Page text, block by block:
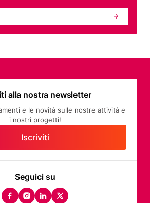
Seguici su
facebook
instagram
linkedin
twitter
alla nostra newsletter
e le novità sulle nostre attività e
i nostri progetti!
Iscriviti